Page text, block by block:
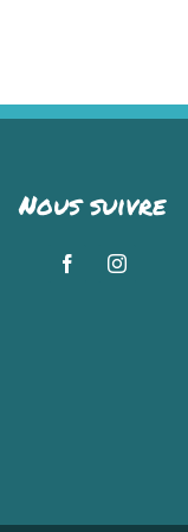
Nous suivre